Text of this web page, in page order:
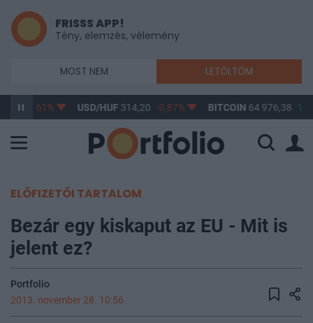
FRISSS APP!
Tény, elemzés, vélemény
MOST NEM LETÖLTÖM
-0,61% USD/HUF 314,20 -0,87% BITCOIN 64 976,38
ELŐFIZETŐI TARTALOM
Bezár egy kiskaput az EU - Mit is
jelent ez?
Portfolio
2013. november 28. 10:56